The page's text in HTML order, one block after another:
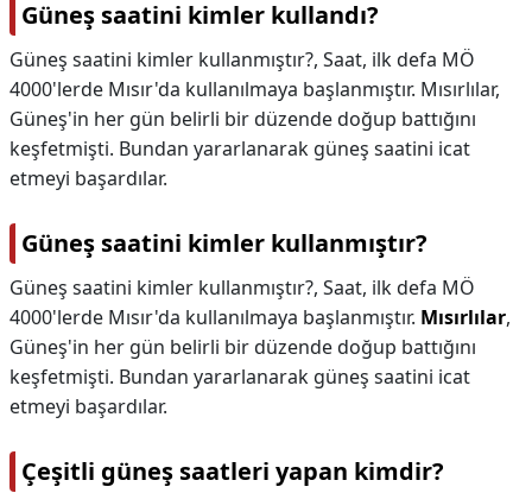
Güneş saatini kimler kullandı?
Güneş saatini kimler kullanmıştır?, Saat, ilk defa MÖ
4000'lerde Mısır'da kullanılmaya başlanmıştır. Mısırlılar,
Güneş'in her gün belirli bir düzende doğup battığını
keşfetmişti. Bundan yararlanarak güneş saatini icat
etmeyi başardılar.
Güneş saatini kimler kullanmıştır?
Güneş saatini kimler kullanmıştır?, Saat, ilk defa MÖ
4000'lerde Mısır'da kullanılmaya başlanmıştır. Mısırlılar,
Güneş'in her gün belirli bir düzende doğup battığını
keşfetmişti. Bundan yararlanarak güneş saatini icat
etmeyi başardılar.
Çeşitli güneş saatleri yapan kimdir?